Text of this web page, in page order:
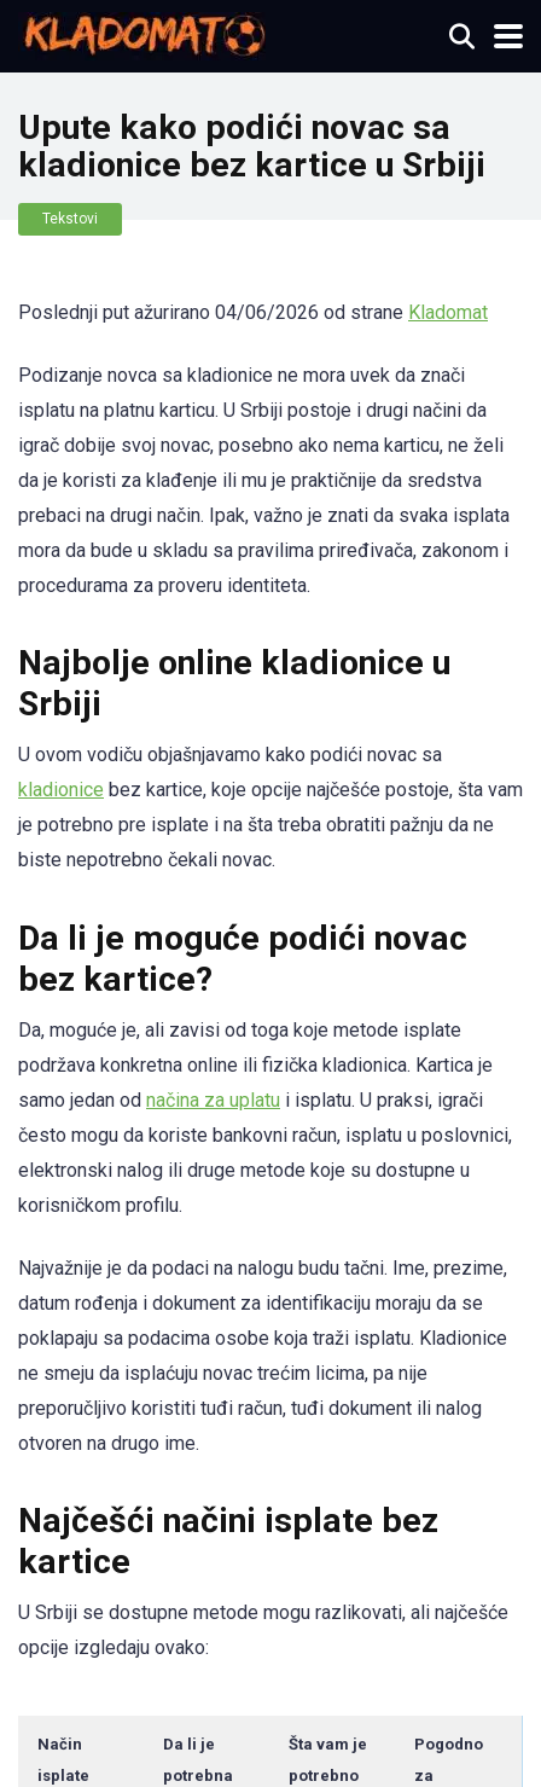
Upute kako podići novac sa
kladionice bez kartice u Srbiji
Tekstovi
Poslednji put ažurirano 04/06/2026 od strane Kladomat
Podizanje novca sa kladionice ne mora uvek da znači
isplatu na platnu karticu. U Srbiji postoje i drugi načini da
igrač dobije svoj novac, posebno ako nema karticu, ne želi
da je koristi za klađenje ili mu je praktičnije da sredstva
prebaci na drugi način. Ipak, važno je znati da svaka isplata
mora da bude u skladu sa pravilima priređivača, zakonom i
procedurama za proveru identiteta.
Najbolje online kladionice u
Srbiji
U ovom vodiču objašnjavamo kako podići novac sa
kladionice bez kartice, koje opcije najčešće postoje, šta vam
je potrebno pre isplate i na šta treba obratiti pažnju da ne
biste nepotrebno čekali novac.
Da li je moguće podići novac
bez kartice?
Da, moguće je, ali zavisi od toga koje metode isplate
podržava konkretna online ili fizička kladionica. Kartica je
samo jedan od načina za uplatu i isplatu. U praksi, igrači
često mogu da koriste bankovni račun, isplatu u poslovnici,
elektronski nalog ili druge metode koje su dostupne u
korisničkom profilu.
Najvažnije je da podaci na nalogu budu tačni. Ime, prezime,
datum rođenja i dokument za identifikaciju moraju da se
poklapaju sa podacima osobe koja traži isplatu. Kladionice
ne smeju da isplaćuju novac trećim licima, pa nije
preporučljivo koristiti tuđi račun, tuđi dokument ili nalog
otvoren na drugo ime.
Najčešći načini isplate bez
kartice
U Srbiji se dostupne metode mogu razlikovati, ali najčešće
opcije izgledaju ovako:
Način
isplate
Da li je
potrebna
Šta vam je
potrebno
Pogodno
za